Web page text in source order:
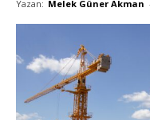
Yazan: Melek Güner Akman